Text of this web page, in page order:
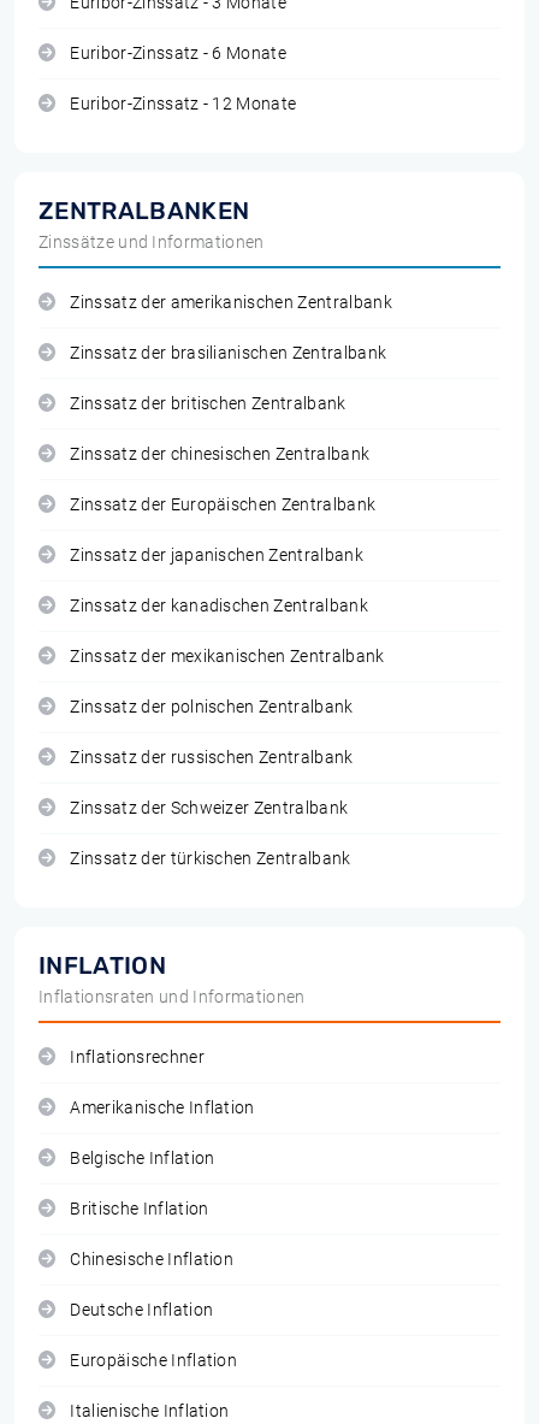
Euribor-Zinssatz - 6 Monate
Euribor-Zinssatz - 12 Monate
ZENTRALBANKEN
Zinssätze und Informationen
Zinssatz der amerikanischen Zentralbank
Zinssatz der brasilianischen Zentralbank
Zinssatz der britischen Zentralbank
Zinssatz der chinesischen Zentralbank
Zinssatz der Europäischen Zentralbank
Zinssatz der japanischen Zentralbank
Zinssatz der kanadischen Zentralbank
Zinssatz der mexikanischen Zentralbank
Zinssatz der polnischen Zentralbank
Zinssatz der russischen Zentralbank
Zinssatz der Schweizer Zentralbank
Zinssatz der türkischen Zentralbank
INFLATION
Inflationsraten und Informationen
Inflationsrechner
Amerikanische Inflation
Belgische Inflation
Britische Inflation
Chinesische Inflation
Deutsche Inflation
Europäische Inflation
Italienische Inflation